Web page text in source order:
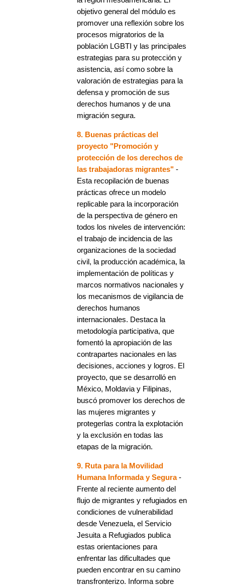
objetivo general del módulo es
promover una reflexión sobre los
procesos migratorios de la
población LGBTI y las principales
estrategias para su protección y
asistencia, así como sobre la
valoración de estrategias para la
defensa y promoción de sus
derechos humanos y de una
migración segura.
8. Buenas prácticas del
proyecto "Promoción y
protección de los derechos de
las trabajadoras migrantes" -
Esta recopilación de buenas
prácticas ofrece un modelo
replicable para la incorporación
de la perspectiva de género en
todos los niveles de intervención:
el trabajo de incidencia de las
organizaciones de la sociedad
civil, la producción académica, la
implementación de políticas y
marcos normativos nacionales y
los mecanismos de vigilancia de
derechos humanos
internacionales. Destaca la
metodología participativa, que
fomentó la apropiación de las
contrapartes nacionales en las
decisiones, acciones y logros. El
proyecto, que se desarrolló en
México, Moldavia y Filipinas,
buscó promover los derechos de
las mujeres migrantes y
protegerlas contra la explotación
y la exclusión en todas las
etapas de la migración.
9. Ruta para la Movilidad
Humana Informada y Segura-
Frente al reciente aumento del
flujo de migrantes y refugiados en
condiciones de vulnerabilidad
desde Venezuela, el Servicio
Jesuita a Refugiados publica
estas orientaciones para
enfrentar las dificultades que
pueden encontrar en su camino
transfronterizo. Informa sobre